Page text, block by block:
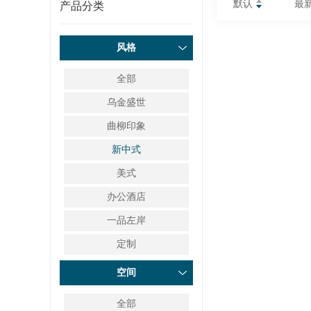
产品分类
风格
全部
乌金盛世
曲柳印象
新中式
美式
办公酒店
一品左岸
定制
空间
全部
默认 最